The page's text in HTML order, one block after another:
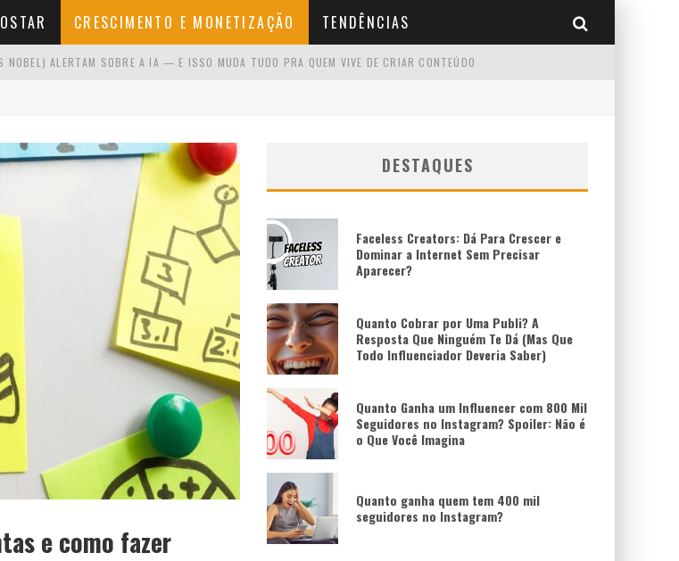
CRESCIMENTO E MONETIZAÇÃO TENDÊNCIAS
ALERTAM SOBRE A IA — E ISSO MUDA TUDO PRA QUEM VIVE DE CRIAR CONTEÚDO
RÁPIDOS
e como fazer
DESTAQUES
Faceless Creators: Dá Para Crescer e
Dominar a Internet Sem Precisar
Aparecer?
Quanto Cobrar por Uma Publi? A
Resposta Que Ninguém Te Dá (Mas Que
Todo Influenciador Deveria Saber)
Quanto Ganha um Influencer com 800 Mil
Seguidores no Instagram? Spoiler: Não é
o Que Você Imagina
Quanto ganha quem tem 400 mil
seguidores no Instagram?